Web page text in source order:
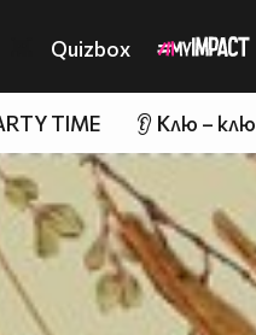
Quizbox
TIME 👂 Клю – клю